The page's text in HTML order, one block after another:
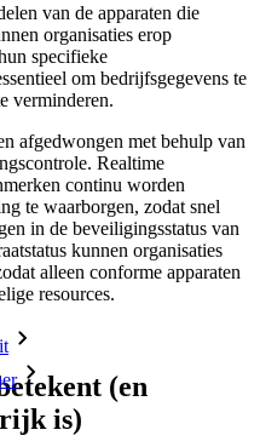
van de apparaten die
organisaties erop
specifieke
om bedrijfsgegevens te
verminderen.
afgedwongen met behulp van
Realtime
continu worden
te waarborgen, zodat snel
in de beveiligingsstatus van
kunnen organisaties
alleen conforme apparaten
resources.
(en
is)